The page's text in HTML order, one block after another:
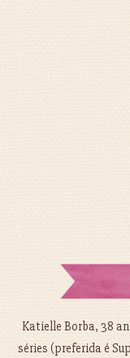
Katielle Borba, 38
séries (preferida é